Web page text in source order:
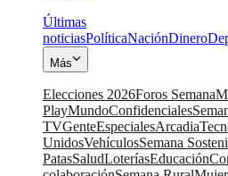
Últimas
noticiasPolíticaNaciónDinero
Más
Elecciones 2026Foros Semana
PlayMundoConfidenciales
TVGenteEspecialesArcadia
UnidosVehículosSemana
PatasSaludLoteríasEducación